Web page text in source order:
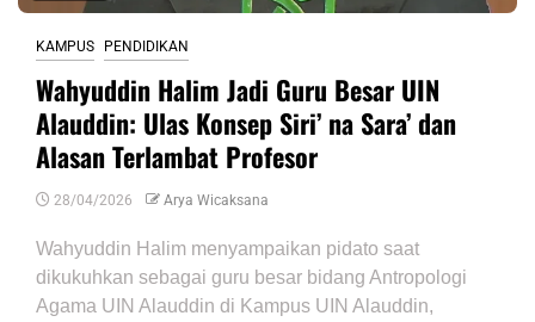
KAMPUS PENDIDIKAN
Wahyuddin Halim Jadi Guru Besar UIN
Alauddin: Ulas Konsep Siri’ na Sara’ dan
Alasan Terlambat Profesor
28/04/2026 Arya Wicaksana
Wahyuddin Halim menyampaikan pidato saat
dikukuhkan sebagai guru besar bidang Antropologi
Agama UIN Alauddin di Kampus UIN Alauddin,